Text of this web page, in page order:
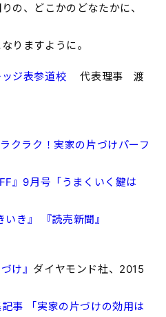
の、どこかのどなたかに、
りますように。
ジ表参道校 代表理事 渡
クラク！実家の片づけパーフ
』9月号「うまくいく鍵は
いき』
『読売新聞』
け』 ダイヤモンド社、2015
事 「実家の片づけの効用は